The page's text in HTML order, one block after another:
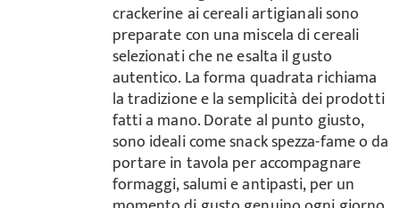
crackerine ai cereali artigianali sono
preparate con una miscela di cereali
selezionati che ne esalta il gusto
autentico. La forma quadrata richiama
la tradizione e la semplicità dei prodotti
fatti a mano. Dorate al punto giusto,
sono ideali come snack spezza-fame o da
portare in tavola per accompagnare
formaggi, salumi e antipasti, per un